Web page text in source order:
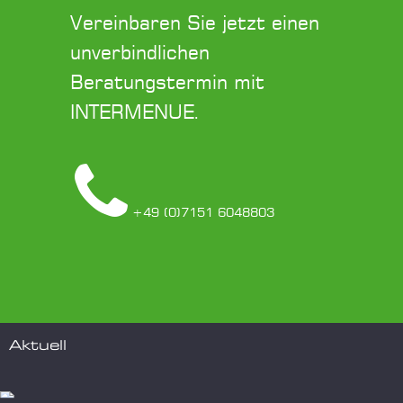
Vereinbaren Sie jetzt einen
unverbindlichen
Beratungstermin mit
INTERMENUE.
+49 (0)7151 6048803
Aktuell